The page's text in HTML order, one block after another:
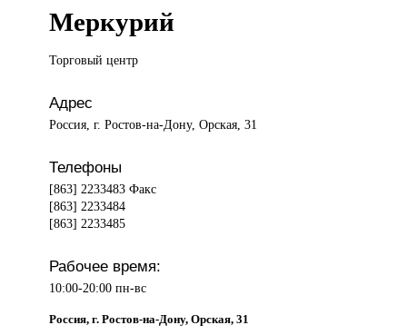
Меркурий
Торговый центр
Адрес
Россия, г. Ростов-на-Дону, Орская, 31
Телефоны
[863] 2233483 Факс
[863] 2233484
[863] 2233485
Рабочее время:
10:00-20:00 пн-вс
Россия, г. Ростов-на-Дону, Орская, 31